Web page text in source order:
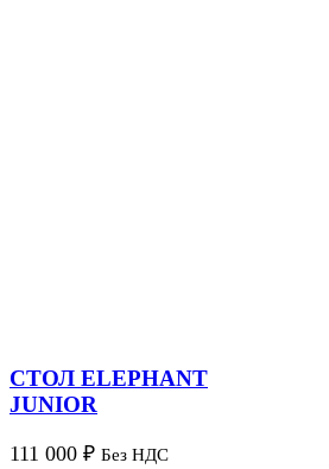
СТОЛ ELEPHANT
JUNIOR
111 000 ₽ Без НДС